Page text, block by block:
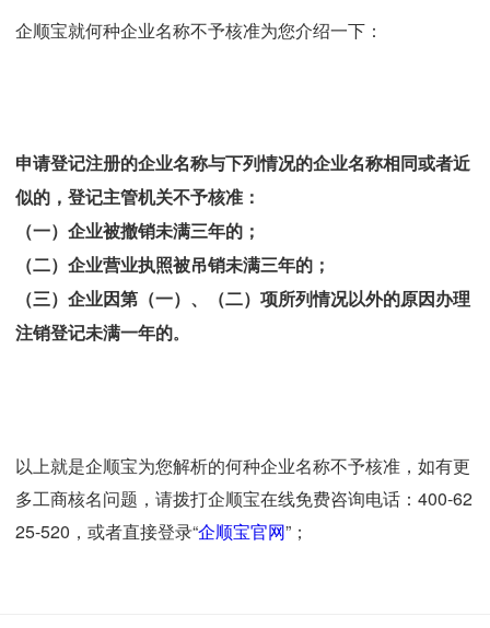
企顺宝就何种企业名称不予核准为您介绍一下：
申请登记注册的企业名称与下列情况的企业名称相同或者近
似的，登记主管机关不予核准：
（一）企业被撤销未满三年的；
（二）企业营业执照被吊销未满三年的；
（三）企业因第（一）、（二）项所列情况以外的原因办理
注销登记未满一年的。
以上就是企顺宝为您解析的何种企业名称不予核准，如有更
多工商核名问题，请拨打企顺宝在线免费咨询电话：400-62
25-520，或者直接登录“企顺宝官网”；